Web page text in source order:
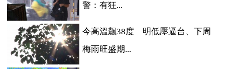
警：有狂...
今高溫飆38度 明低壓逼台、下周
梅雨旺盛期...